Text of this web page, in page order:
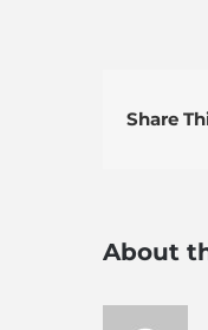
Share
About